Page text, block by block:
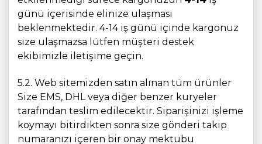
günü içerisinde elinize ulaşması
beklenmektedir. 4-14 iş günü içinde kargonuz
size ulaşmazsa lütfen müşteri destek
ekibimizle iletişime geçin.
5.2. Web sitemizden satın alınan tüm ürünler
Size EMS, DHL veya diğer benzer kuryeler
tarafından teslim edilecektir. Siparişinizi işleme
koymayı bitirdikten sonra size gönderi takip
numaranızı içeren bir onay mektubu